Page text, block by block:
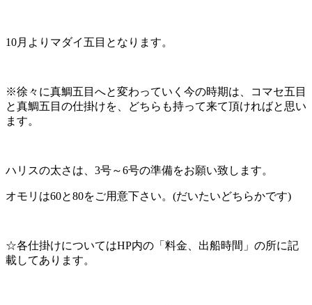
10月よりマダイ五目となります。
※徐々に真鯛五目へと変わっていく今の時期は、コマセ五目
と真鯛五目の仕掛けを、どちらも持って来て頂ければと思い
ます。
ハリスの太さは、3号～6号の準備をお願い致します。
オモリは60と80をご用意下さい。(だいたいどちらかです)
☆各仕掛けについてはHP内の「料金、出船時間」の所に記
載してあります。